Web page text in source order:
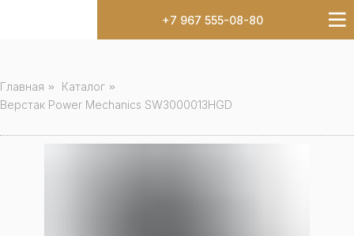
+7 967 555-08-80
Главная » Каталог »
Верстак Power Mechanics SW3000013HGD